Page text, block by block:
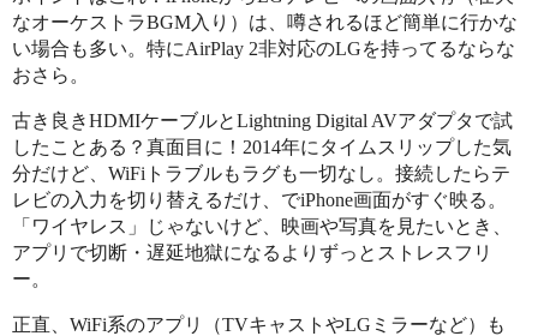
なオーケストラBGM入り）は、噂されるほど簡単に行かな
い場合も多い。特にAirPlay 2非対応のLGを持ってるならな
おさら。
古き良きHDMIケーブルとLightning Digital AVアダプタで試
したことある？真面目に！2014年にタイムスリップした気
分だけど、WiFiトラブルもラグも一切なし。接続したらテ
レビの入力を切り替えるだけ、でiPhone画面がすぐ映る。
「ワイヤレス」じゃないけど、映画や写真を見たいとき、
アプリで切断・遅延地獄になるよりずっとストレスフリ
ー。
正直、WiFi系のアプリ（TVキャストやLGミラーなど）も